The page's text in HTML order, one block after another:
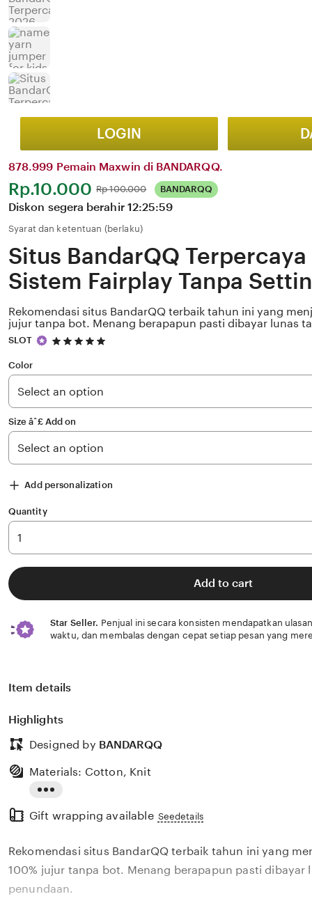
LOGIN
878.999 Pemain Maxwin di BANDARQQ.
Harga:
Rp.10.000 Normal:
Rp 100.000 BANDARQQ
Diskon segera berahir 12:25:59
Syarat dan ketentuan (berlaku)
Situs BandarQQ
Sistem Fairplay Tanpa
Rekomendasi situs BandarQQ terbaik tahun ini yang
jujur tanpa bot. Menang berapapun pasti dibayar lunas
SLOT
5
5
stars
Color
Size âˆ£ Add on
Add personalization
Quantity
Add to cart
Star Seller. Penjual ini secara konsisten mendapatkan
waktu, dan membalas dengan cepat setiap pesan yang
Item details
Highlights
Designed by BANDARQQ
the
description
Materials: Cotton, Knit
Gift wrapping available Seedetails
Rekomendasi situs BandarQQ terbaik tahun ini yang
100% jujur tanpa bot. Menang berapapun pasti dibayar
penundaan.